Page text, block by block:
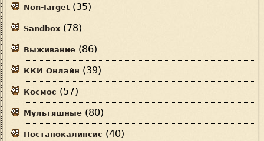
Non-Target (35)
Sandbox (78)
Выживание (86)
ККИ Онлайн (39)
Космос (57)
Мультяшные (80)
Постапокалипсис (40)